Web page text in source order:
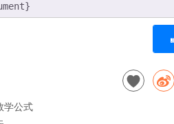
学公式